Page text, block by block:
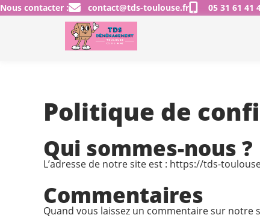
Aller
Nous contacter : contact@tds-toulouse.fr 05 31 61 41
Politique de
Qui sommes-nous ?
L’adresse de notre site est : https://tds-
Commentaires
Quand vous laissez un commentaire sur notre